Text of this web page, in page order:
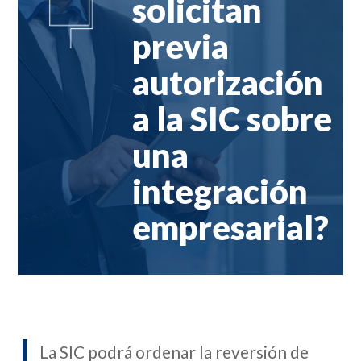
solicitan
previa
autorización
a la SIC sobre
una
integración
empresarial?
La SIC podrá ordenar la reversión de